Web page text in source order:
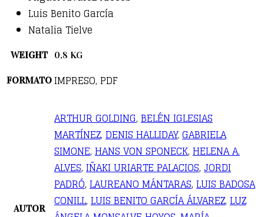
Luis Benito García
Natalia Tielve
WEIGHT 0,8 KG
FORMATO IMPRESO, PDF
AUTOR
ARTHUR GOLDING, BELÉN IGLESIAS
MARTÍNEZ, DENIS HALLIDAY, GABRIELA
SIMONE, HANS VON SPONECK, HELENA A.
ALVES, IÑAKI URIARTE PALACIOS, JORDI
PADRÓ, LAUREANO MÁNTARAS, LUIS BADOSA
CONILL, LUIS BENITO GARCÍA ÁLVAREZ, LUZ